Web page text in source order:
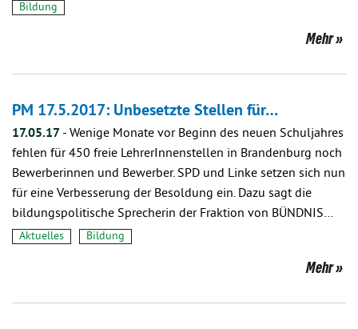
Bildung
Mehr
PM 17.5.2017: Unbesetzte Stellen für…
17.05.17 - Wenige Monate vor Beginn des neuen Schuljahres
fehlen für 450 freie LehrerInnenstellen in Brandenburg noch
Bewerberinnen und Bewerber. SPD und Linke setzen sich nun
für eine Verbesserung der Besoldung ein. Dazu sagt die
bildungspolitische Sprecherin der Fraktion von BÜNDNIS…
Aktuelles Bildung
Mehr